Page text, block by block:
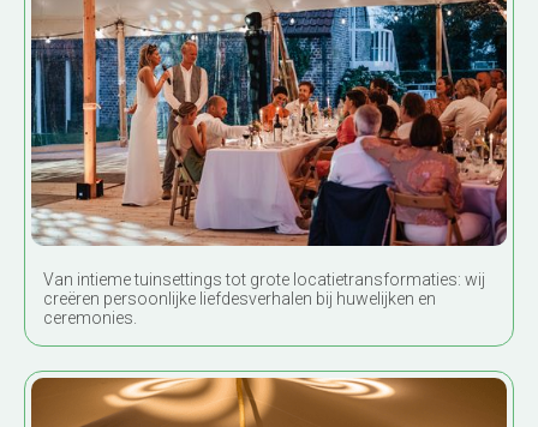
Trouwfeesten & ceremonies
Van intieme tuinsettings tot grote locatie­transformaties: wij
creëren persoonlijke liefdes­verhalen bij huwelijken en
ceremonies.